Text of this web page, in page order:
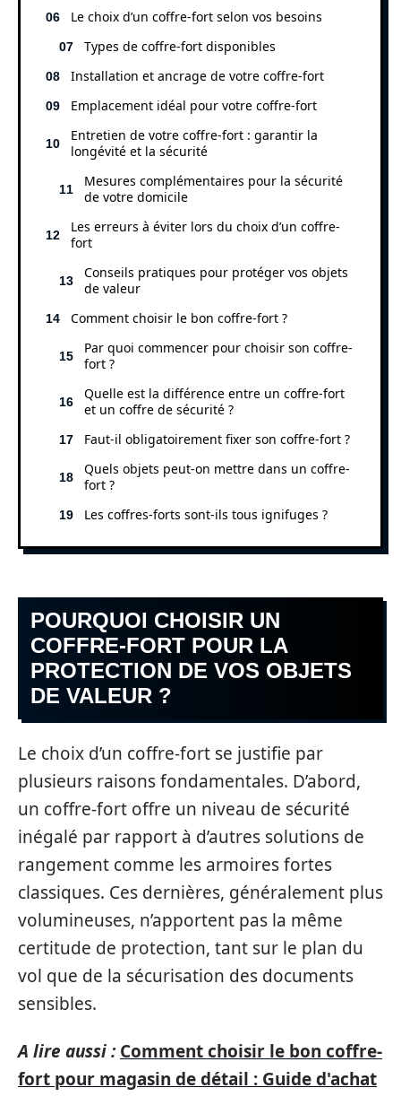
Le choix d’un coffre-fort selon vos besoins
Types de coffre-fort disponibles
Installation et ancrage de votre coffre-fort
Emplacement idéal pour votre coffre-fort
Entretien de votre coffre-fort : garantir la
longévité et la sécurité
Mesures complémentaires pour la sécurité
de votre domicile
Les erreurs à éviter lors du choix d’un coffre-
fort
Conseils pratiques pour protéger vos objets
de valeur
Comment choisir le bon coffre-fort ?
Par quoi commencer pour choisir son coffre-
fort ?
Quelle est la différence entre un coffre-fort
et un coffre de sécurité ?
Faut-il obligatoirement fixer son coffre-fort ?
Quels objets peut-on mettre dans un coffre-
fort ?
Les coffres-forts sont-ils tous ignifuges ?
POURQUOI CHOISIR UN
COFFRE-FORT POUR LA
PROTECTION DE VOS OBJETS
DE VALEUR ?
Le choix d’un coffre-fort se justifie par
plusieurs raisons fondamentales. D’abord,
un coffre-fort offre un niveau de sécurité
inégalé par rapport à d’autres solutions de
rangement comme les armoires fortes
classiques. Ces dernières, généralement plus
volumineuses, n’apportent pas la même
certitude de protection, tant sur le plan du
vol que de la sécurisation des documents
sensibles.
A lire aussi : Comment choisir le bon coffre-
fort pour magasin de détail : Guide d'achat